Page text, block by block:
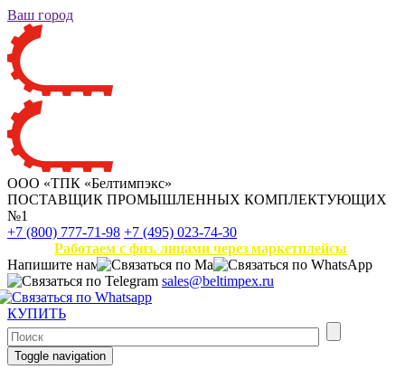
Ваш город
ООО «ТПК «Белтимпэкс»
ПОСТАВЩИК ПРОМЫШЛЕННЫХ КОМПЛЕКТУЮЩИХ
№1
+7 (800) 777-71-98 +7 (495) 023-74-30
Работаем с физ. лицами через маркетплейсы
Напишите нам
sales@beltimpex.ru
КУПИТЬ
Toggle navigation